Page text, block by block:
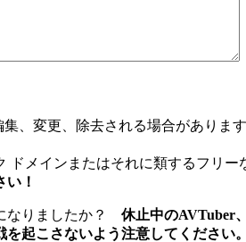
、変更、除去される場合があり
ドメインまたはそれに類するフリ
！
なりましたか？ 休止中のAVTuber
起こさないよう注意してください。